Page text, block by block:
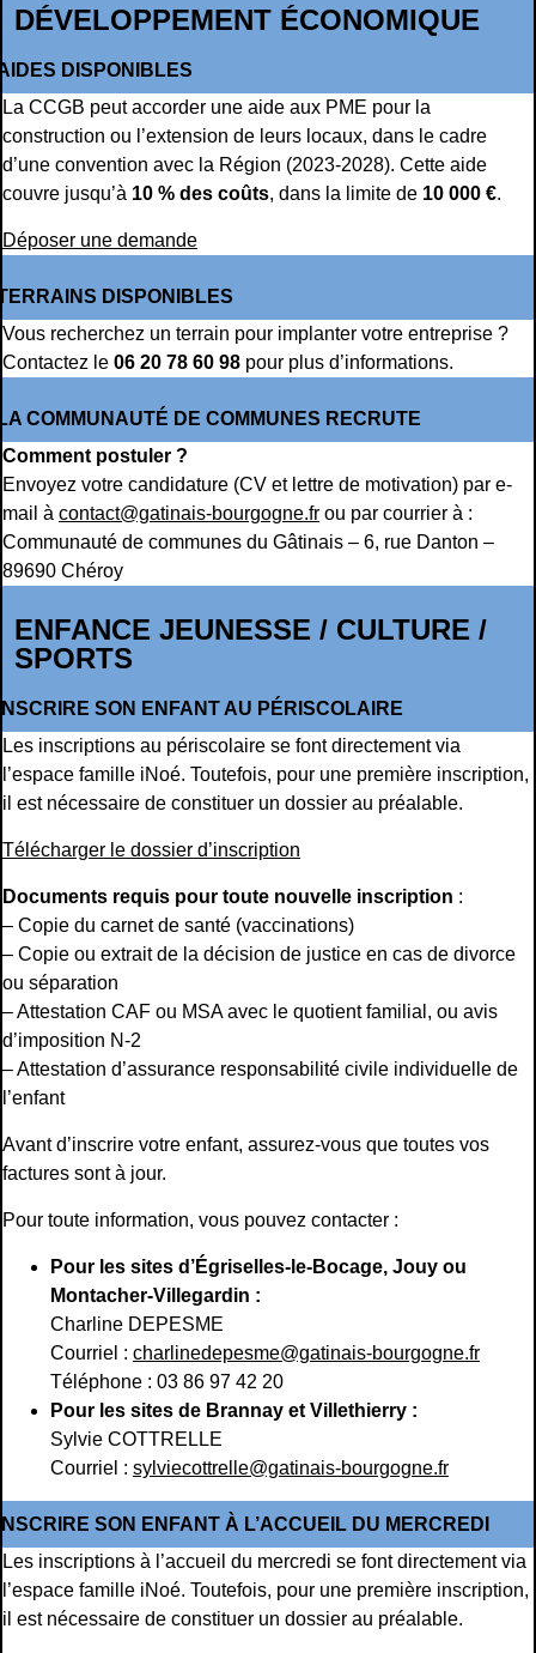
DÉVELOPPEMENT ÉCONOMIQUE
DISPONIBLES
La CCGB peut accorder une aide aux PME pour la
construction ou l’extension de leurs locaux, dans le cadre
d’une convention avec la Région (2023-2028). Cette aide
couvre jusqu’à 10 % des coûts, dans la limite de 10 000 €.
Déposer une demande
DISPONIBLES
Vous recherchez un terrain pour implanter votre entreprise ?
Contactez le 06 20 78 60 98 pour plus d’informations.
COMMUNAUTÉ DE COMMUNES RECRUTE
Comment postuler ?
Envoyez votre candidature (CV et lettre de motivation) par e-
mail à contact@gatinais-bourgogne.fr ou par courrier à :
Communauté de communes du Gâtinais – 6, rue Danton –
89690 Chéroy
ENFANCE JEUNESSE / CULTURE /
SPORTS
SON ENFANT AU PÉRISCOLAIRE
Les inscriptions au périscolaire se font directement via
l’espace famille iNoé. Toutefois, pour une première inscription,
il est nécessaire de constituer un dossier au préalable.
Télécharger le dossier d’inscription
Documents requis pour toute nouvelle inscription :
– Copie du carnet de santé (vaccinations)
– Copie ou extrait de la décision de justice en cas de divorce
ou séparation
– Attestation CAF ou MSA avec le quotient familial, ou avis
d’imposition N-2
– Attestation d’assurance responsabilité civile individuelle de
l’enfant
Avant d’inscrire votre enfant, assurez-vous que toutes vos
factures sont à jour.
Pour toute information, vous pouvez contacter :
Pour les sites d’Égriselles-le-Bocage, Jouy ou
Montacher-Villegardin :
Charline DEPESME
Courriel : charlinedepesme@gatinais-bourgogne.fr
Téléphone : 03 86 97 42 20
Pour les sites de Brannay et Villethierry :
Sylvie COTTRELLE
Courriel : sylviecottrelle@gatinais-bourgogne.fr
SON ENFANT À L’ACCUEIL DU MERCREDI
Les inscriptions à l’accueil du mercredi se font directement via
l’espace famille iNoé. Toutefois, pour une première inscription,
il est nécessaire de constituer un dossier au préalable.